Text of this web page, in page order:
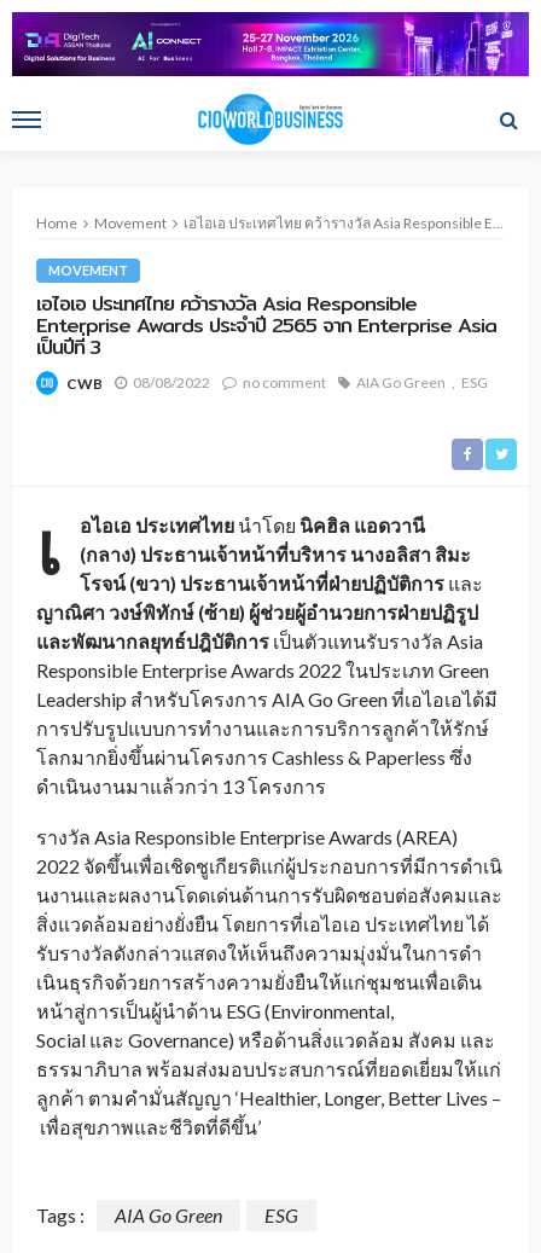
Home Movement เอไอเอ ประเทศไทย คว้ารางวัล Asia Responsible Enterprise Awards ประจำปี 2565 จาก Enterprise Asia เป็นปีที่ 3
MOVEMENT
เอไอเอ ประเทศไทย คว้ารางวัล Asia Responsible
Enterprise Awards ประจำปี 2565 จาก Enterprise Asia
เป็นปีที่ 3
CWB 08/08/2022 no comment AIA Go Green ESG
เ อไอเอ ประเทศไทย นำโดย นิคฮิล แอดวานี
(กลาง) ประธานเจ้าหน้าที่บริหาร นางอลิสา สิมะ
โรจน์ (ขวา) ประธานเจ้าหน้าที่ฝ่ายปฏิบัติการ และ
ญาณิศา วงษ์พิทักษ์ (ซ้าย) ผู้ช่วยผู้อำนวยการฝ่ายปฏิรูป
และพัฒนากลยุทธ์ปฎิบัติการ เป็นตัวแทนรับรางวัล Asia
Responsible Enterprise Awards 2022 ในประเภท Green
Leadership สำหรับโครงการ AIA Go Greenที่เอไอเอได้มี
การปรับรูปแบบการทำงานและการบริการลูกค้าให้รักษ์
โลกมากยิ่งขึ้นผ่านโครงการ Cashless & Paperless ซึ่ง
ดำเนินงานมาแล้วกว่า 13โครงการ
รางวัล Asia Responsible Enterprise Awards (AREA)
2022 จัดขึ้นเพื่อเชิดชูเกียรติแก่ผู้ประกอบการที่มีการดำเนิ
นงานและผลงานโดดเด่นด้านการรับผิดชอบต่อสังคมและ
สิ่งแวดล้อมอย่างยั่งยืน โดยการที่เอไอเอ ประเทศไทย ได้
รับรางวัลดังกล่าวแสดงให้เห็นถึงความมุ่งมั่นในการดำ
เนินธุรกิจด้วยการสร้างความยั่งยืนให้แก่ชุมชนเพื่อเดิน
หน้าสู่การเป็นผู้นำด้าน ESG (Environmental,
Social และ Governance) หรือด้านสิ่งแวดล้อม สังคม และ
ธรรมาภิบาล พร้อมส่งมอบประสบการณ์ที่ยอดเยี่ยมให้แก่
ลูกค้า ตามคำมั่นสัญญา ‘Healthier, Longer, Better Lives –
เพื่อสุขภาพและชีวิตที่ดีขึ้น’
Tags : AIA Go Green ESG